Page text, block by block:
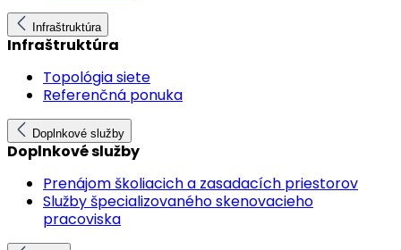
Infraštruktúra
Infraštruktúra
Topológia siete
Referenčná ponuka
Doplnkové služby
Doplnkové služby
Prenájom školiacich a zasadacích priestorov
Služby špecializovaného skenovacieho
pracoviska